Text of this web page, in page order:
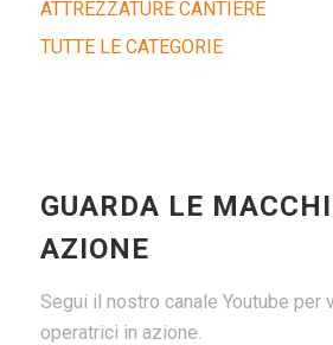
ATTREZZATURE CANTIERE
TUTTE LE CATEGORIE
GUARDA LE
AZIONE
Segui il nostro canale Youtube per
operatrici in azione.